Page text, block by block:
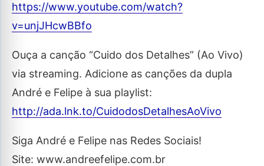
https://www.youtube.com/watch?
v=unjJHcwBBfo
Ouça a canção “Cuido dos Detalhes” (Ao Vivo)
via streaming. Adicione as canções da dupla
André e Felipe à sua playlist:
http://ada.lnk.to/CuidodosDetalhesAoVivo
Siga André e Felipe nas Redes Sociais!
Site: www.andreefelipe.com.br